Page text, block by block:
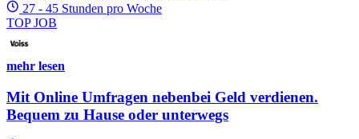
27 - 45 Stunden pro Woche
TOP JOB
mehr lesen
Mit Online Umfragen nebenbei Geld verdienen.
Bequem zu Hause oder unterwegs